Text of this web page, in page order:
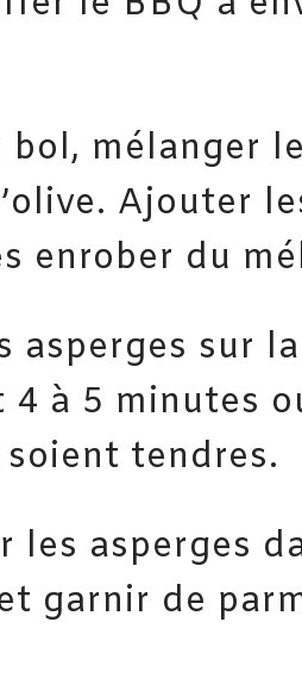
bol, mélanger
Ajouter
enrober du
asperges sur
à 5 minutes
soient tendres.
les asperges
garnir de